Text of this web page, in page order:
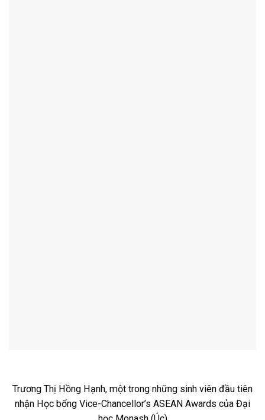
Trương Thị Hồng Hạnh, một trong những sinh viên đầu tiên
nhận Học bổng Vice-Chancellor’s ASEAN Awards của Đại